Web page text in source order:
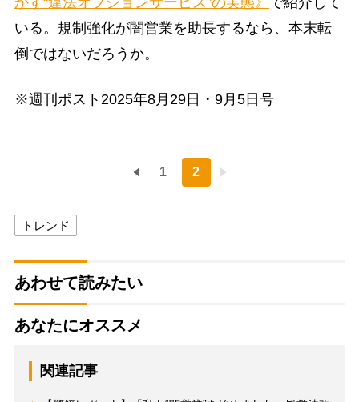
いる。規制強化が闇営業を助長するなら、本末転
倒ではないだろうか。
※週刊ポスト2025年8月29日・9月5日号
1 2
トレンド
あわせて読みたい
あなたにオススメ
関連記事